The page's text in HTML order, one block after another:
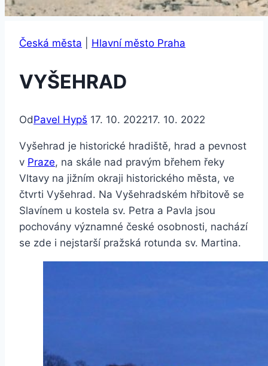
Česká města Hlavní město Praha
VYŠEHRAD
OdPavel Hypš 17. 10. 202217. 10. 2022
Vyšehrad je historické hradiště, hrad a pevnost
v Praze, na skále nad pravým břehem řeky
Vltavy na jižním okraji historického města, ve
čtvrti Vyšehrad. Na Vyšehradském hřbitově se
Slavínem u kostela sv. Petra a Pavla jsou
pochovány významné české osobnosti, nachází
se zde i nejstarší pražská rotunda sv. Martina.